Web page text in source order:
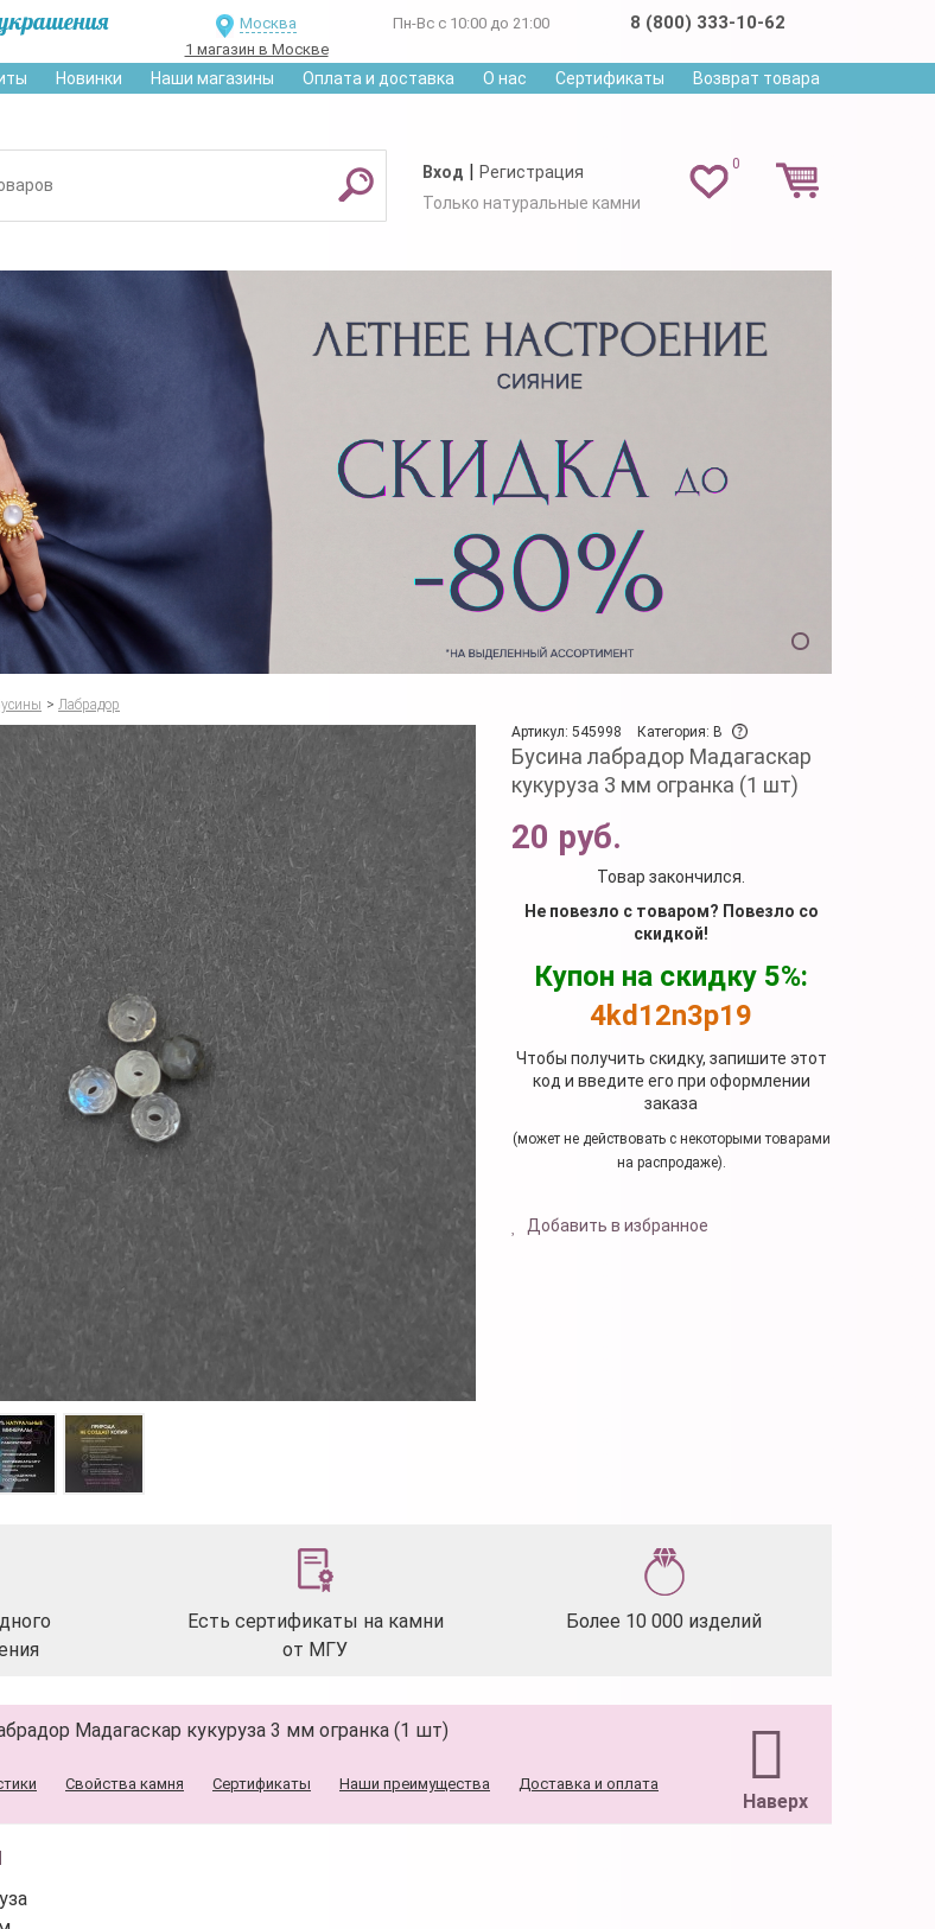
Москва
1 магазин в Москве
Пн-Вс с 10:00 до 21:00 8 (800) 333-10-62
Новинки Наши магазины Оплата и доставка О нас Сертификаты Возврат товара
0
Вход | Регистрация
Только натуральные камни
> Лабрадор
Артикул: 545998
Категория: B
Бусина лабрадор Мадагаскар
кукуруза 3 мм огранка (1 шт)
20 руб.
Товар закончился.
Не повезло с товаром? Повезло со
скидкой!
Купон на скидку 5%:
4kd12n3p19
Чтобы получить скидку, запишите этот
код и введите его при оформлении
заказа
(может не действовать с некоторыми товарами
на распродаже).
Добавить в избранное
Есть сертификаты на камни
от МГУ
Более 10 000 изделий
Мадагаскар кукуруза 3 мм огранка (1 шт)
Наверх
Свойства камня Сертификаты Наши преимущества Доставка и оплата